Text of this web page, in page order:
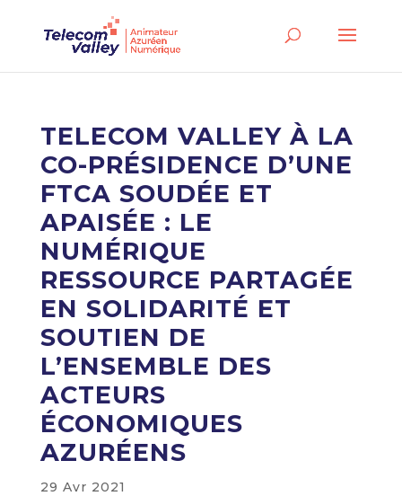
TELECOM VALLEY À LA
CO-PRÉSIDENCE D’UNE
FTCA SOUDÉE ET
APAISÉE : LE
NUMÉRIQUE
RESSOURCE PARTAGÉE
EN SOLIDARITÉ ET
SOUTIEN DE
L’ENSEMBLE DES
ACTEURS
ÉCONOMIQUES
AZURÉENS
29 Avr 2021